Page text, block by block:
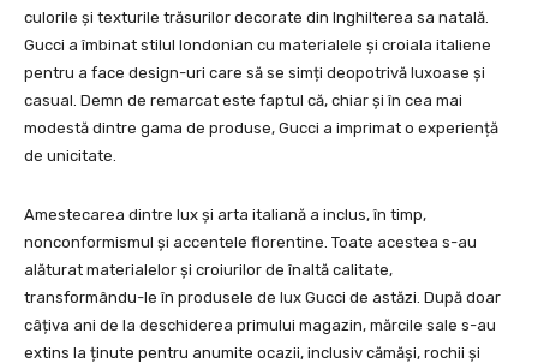
culorile și texturile trăsurilor decorate din Inghilterea sa natală.
Gucci a îmbinat stilul londonian cu materialele și croiala italiene
pentru a face design-uri care să se simți deopotrivă luxoase și
casual. Demn de remarcat este faptul că, chiar și în cea mai
modestă dintre gama de produse, Gucci a imprimat o experiență
de unicitate.
Amestecarea dintre lux și arta italiană a inclus, în timp,
nonconformismul și accentele florentine. Toate acestea s-au
alăturat materialelor și croiurilor de înaltă calitate,
transformându-le în produsele de lux Gucci de astăzi. După doar
câțiva ani de la deschiderea primului magazin, mărcile sale s-au
extins la ținute pentru anumite ocazii, inclusiv cămăși, rochii și